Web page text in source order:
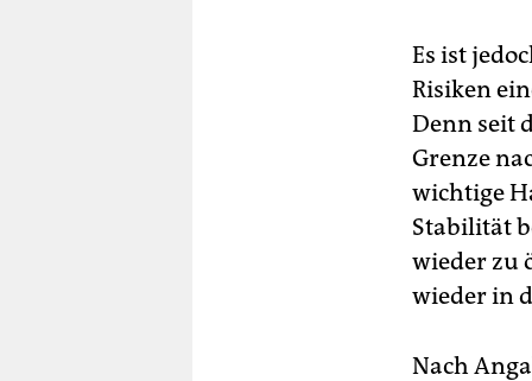
Es ist
Risiken
Denn seit
Grenze
wichtige
Stabilität
wieder zu
wieder in
Nach